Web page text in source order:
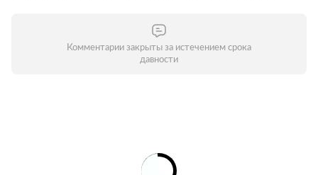
Комментарии закрыты за истечением срока
давности